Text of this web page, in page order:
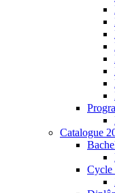
Catalogue
Cycle